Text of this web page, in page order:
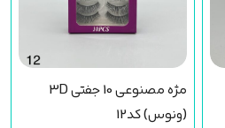
مژه مصنوعی 10 جفتی 3D
(ونوس) کد12